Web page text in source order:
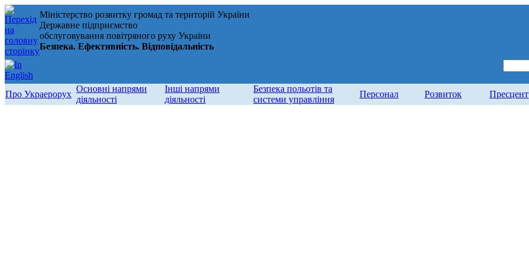
Міністерство розвитку громад та територій України
Державне підприємство
обслуговування повітряного руху України
Безпека. Ефективність. Відповідальність
Про Украерорух
Основні напрями
діяльності
Інші напрями
діяльності
Безпека польотів та
системи управління
Персонал Розвиток